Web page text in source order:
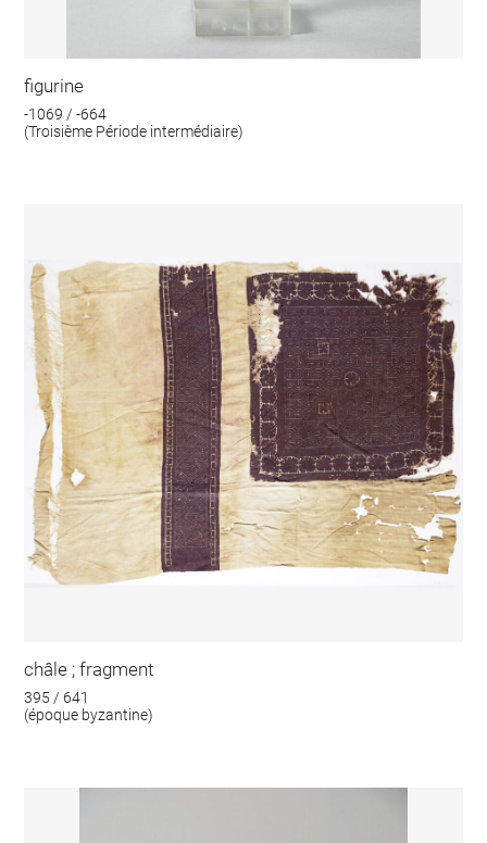
figurine
-1069 / -664
(Troisième Période intermédiaire)
châle ; fragment
395 / 641
(époque byzantine)